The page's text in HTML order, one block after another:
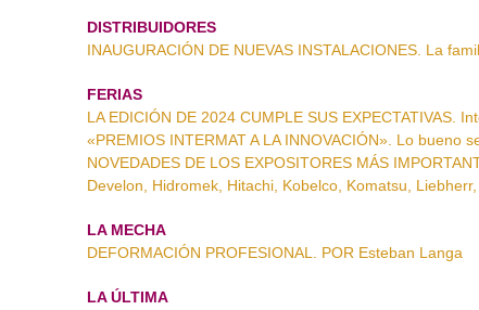
DISTRIBUIDORES
INAUGURACIÓN DE NUEVAS INSTALACIONES. La
FERIAS
LA EDICIÓN DE 2024 CUMPLE SUS EXPECTATIVAS.
«PREMIOS INTERMAT A LA INNOVACIÓN». Lo bueno
NOVEDADES DE LOS EXPOSITORES MÁS
Develon, Hidromek, Hitachi, Kobelco, Komatsu,
LA MECHA
DEFORMACIÓN PROFESIONAL. POR Esteban Langa
LA ÚLTIMA